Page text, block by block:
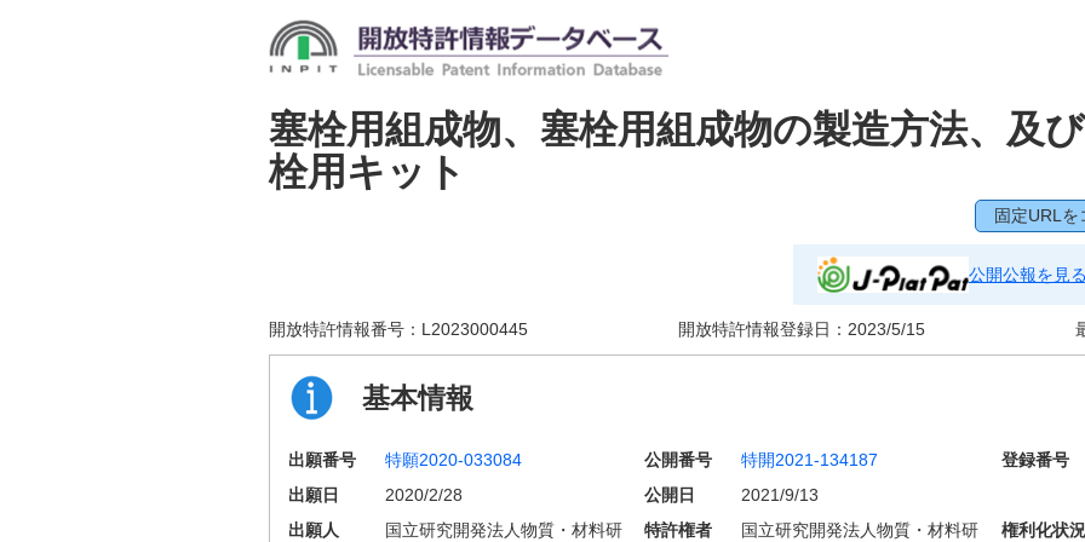
塞栓用組成物、塞栓用組成物の製造方法、及
栓用キット
固定URLを
公開公報を見
開放特許情報番号： L2023000445 開放特許情報登録日： 2023/5/15
基本情報
出願番号 特願2020-033084 公開番号 特開2021-134187
登録番号
出願日
2020/2/28 公開日
2021/9/13
出願人
国立研究開発法人物質・材料研 特許権者 国立研究開発法人物質・材料研 権利化状況